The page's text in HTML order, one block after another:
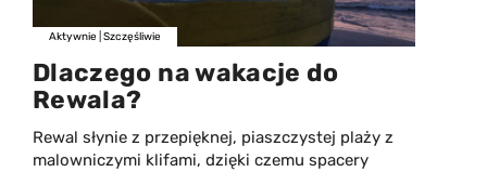
Aktywnie Szczęśliwie
Dlaczego na wakacje do
Rewala?
Rewal słynie z przepięknej, piaszczystej plaży z
malowniczymi klifami, dzięki czemu spacery